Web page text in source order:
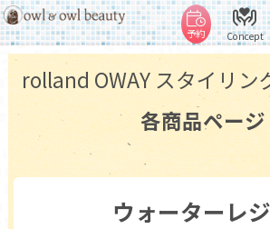
予約 Concept
rolland OWAY スタイリン
各商品ページ
ウォーターレ